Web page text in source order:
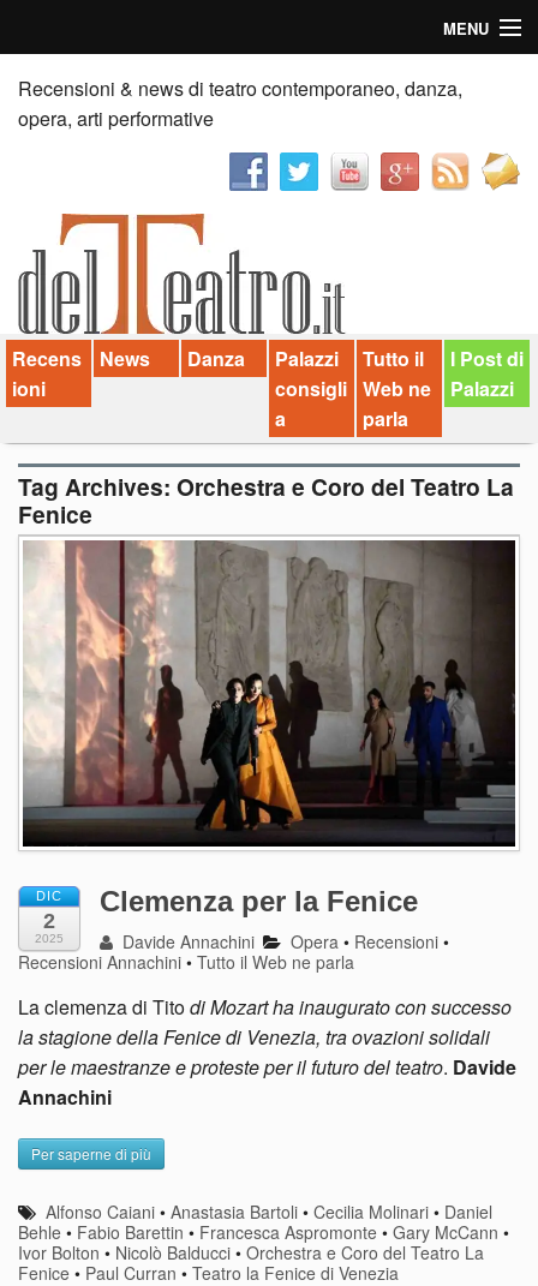
MENU
Home
Recensioni
News
Palazzi consiglia
Video
Chi siamo
Contatti
dT in English
Recensioni & news di teatro contemporaneo, danza,
opera, arti performative
Recens
ioni
News Danza
Palazzi
consigli
a
Tutto il
Web ne
parla
I Post di
Palazzi
Tag Archives: Orchestra e Coro del Teatro La
Fenice
DIC
2
2025
Clemenza per la Fenice
Davide Annachini Opera • Recensioni •
Recensioni Annachini • Tutto il Web ne parla
La clemenza di Titodi Mozart ha inaugurato con successo
la stagione della Fenice di Venezia, tra ovazioni solidali
per le maestranze e proteste per il futuro del teatro. Davide
Annachini
Per saperne di più
Alfonso Caiani •Anastasia Bartoli •Cecilia Molinari • Daniel
Behle • Fabio Barettin • Francesca Aspromonte • Gary McCann •
Ivor Bolton • Nicolò Balducci • Orchestra e Coro del Teatro La
Fenice • Paul Curran • Teatro la Fenice di Venezia